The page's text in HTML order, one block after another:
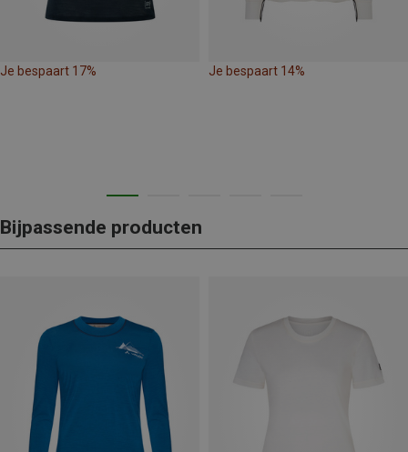
Je bespaart 17% Je bespaart 14%
Bijpassende producten